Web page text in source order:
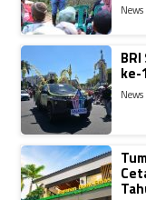
News
ke-
News